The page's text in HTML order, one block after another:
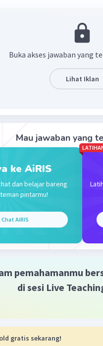
Iklan
Buka akses jawaban yang
Lihat Iklan
Mau jawaban yang
ke AiRIS
dan belajar bareng
pintarmu!
Chat AiRIS
pemahamanmu
di sesi Live
gratis sekarang!